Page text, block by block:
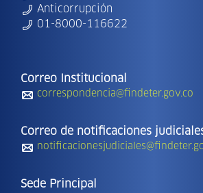
Anticorrupción
01-8000-116622
Correo Institucional
correspondencia@findeter.gov.co
Correo de notificaciones
Sede Principal